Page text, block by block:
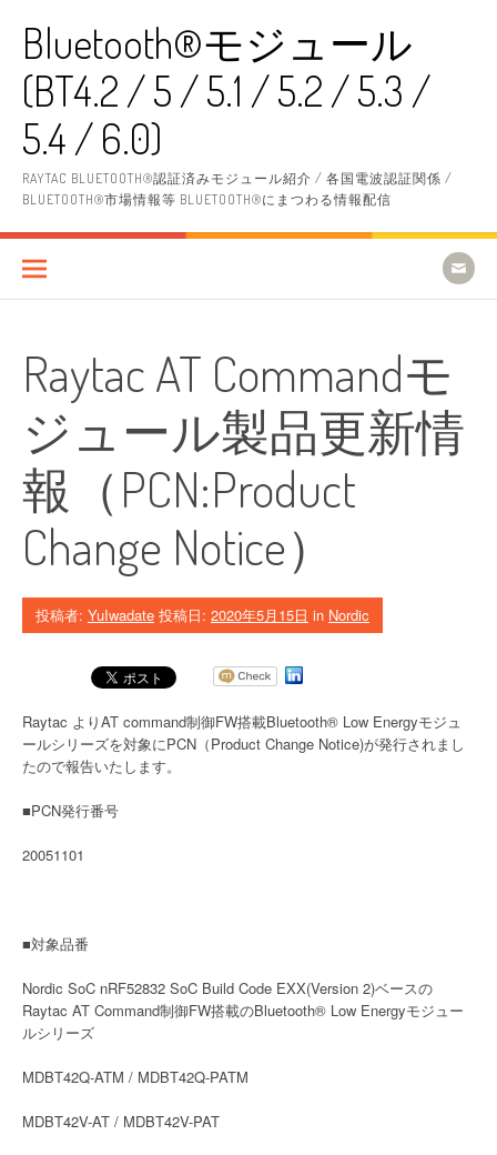
Bluetooth®モジュール
(BT4.2 / 5 / 5.1 / 5.2 / 5.3 /
5.4 / 6.0)
RAYTAC BLUETOOTH®認証済みモジュール紹介 / 各国電波認証関係 /
BLUETOOTH®市場情報等 BLUETOOTH®にまつわる情報配信
Raytac AT Commandモ
ジュール製品更新情
報（PCN:Product
Change Notice）
投稿者: YuIwadate 投稿日: 2020年5月15日 in Nordic
Raytac よりAT command制御FW搭載Bluetooth® Low Energyモジュ
ールシリーズを対象にPCN（Product Change Notice)が発行されまし
たので報告いたします。
■PCN発行番号
20051101
■対象品番
Nordic SoC nRF52832 SoC Build Code EXX(Version 2)ベースの
Raytac AT Command制御FW搭載のBluetooth® Low Energyモジュー
ルシリーズ
MDBT42Q-ATM / MDBT42Q-PATM
MDBT42V-AT / MDBT42V-PAT